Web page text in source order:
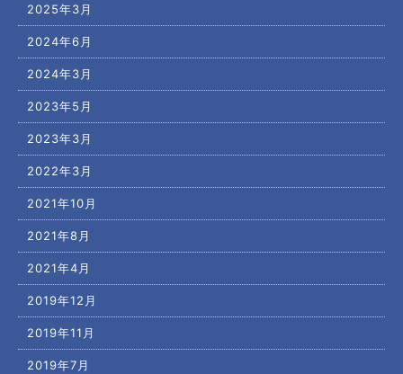
2025年3月
2024年6月
2024年3月
2023年5月
2023年3月
2022年3月
2021年10月
2021年8月
2021年4月
2019年12月
2019年11月
2019年7月